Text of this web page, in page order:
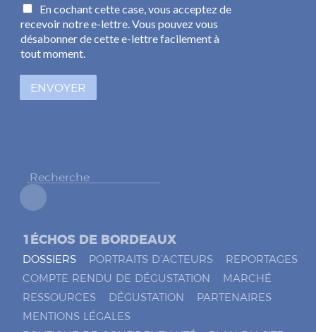
a
i
l
*
C
a
s
e
à
En cochant cette case, vous acceptez de
recevoir notre e-lettre. Vous pouvez vous
désabonner de cette e-lettre facilement à
tout moment.
ENVOYER
1ÉCHOS DE BORDEAUX
DOSSIERS PORTRAITS D’ACTEURS
REPORTAGES
COMPTE RENDU DE DÉGUSTATION
MARCHÉ
RESSOURCES
DÉGUSTATION
PARTENAIRES
MENTIONS LÉGALES